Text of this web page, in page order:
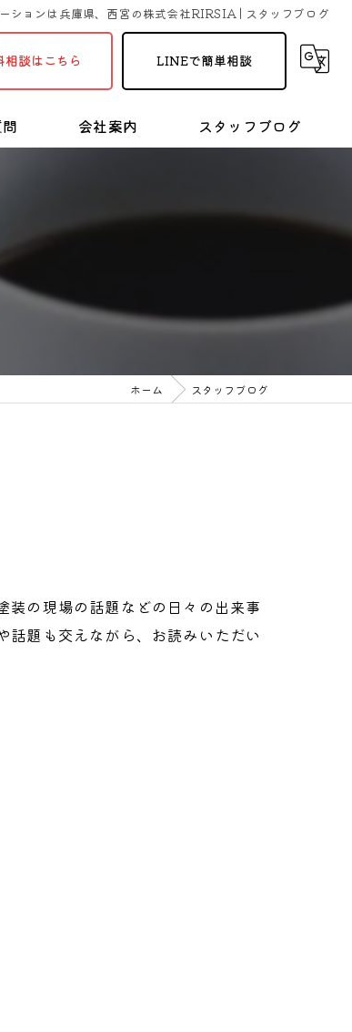
ションは兵庫県、西宮の株式会社RIRSIA | スタッフブログ
相談はこちら LINEで簡単相談
会社案内 スタッフブログ
ホーム スタッフブログ
の現場の話題などの日々の出来事
題も交えながら、お読みいただい